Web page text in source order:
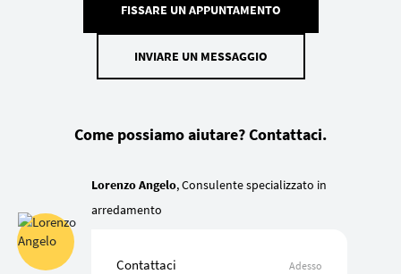
FISSARE UN APPUNTAMENTO
INVIARE UN MESSAGGIO
Come possiamo aiutare? Contattaci.
Lorenzo Angelo, Consulente specializzato in
arredamento
Contattaci Adesso